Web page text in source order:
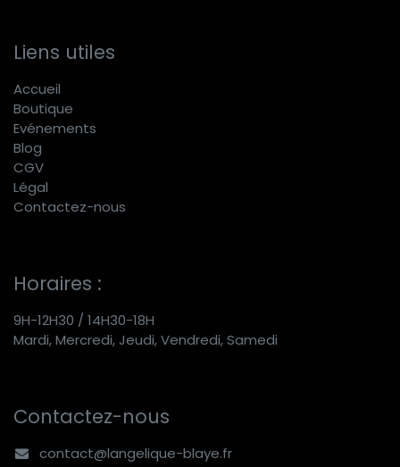
Liens utiles
Accueil
Boutique
Evénements
Blog
CGV
Légal
Contactez-nous
Horaires :
9H-12H30 / 14H30-18H
Mardi, Mercredi, Jeudi, Vendredi, Samedi
Contactez-nous
contact@langelique-blaye.fr